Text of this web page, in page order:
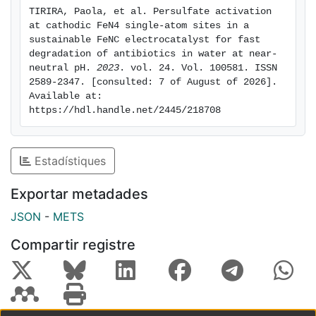
TIRIRA, Paola, et al. Persulfate activation
at cathodic FeN4 single-atom sites in a
sustainable FeNC electrocatalyst for fast
degradation of antibiotics in water at near-
neutral pH. 2023 . vol. 24. Vol. 100581. ISSN
2589-2347. [consulted: 7 of August of 2026].
Available at:
https://hdl.handle.net/2445/218708
Estadístiques
Exportar metadades
JSON - METS
Compartir registre